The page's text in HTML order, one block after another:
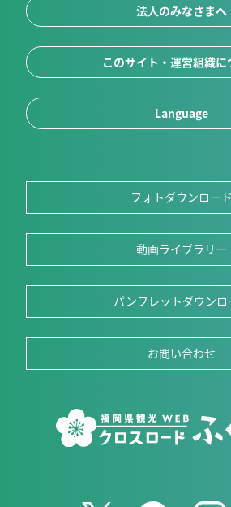
法人のみなさまへ
このサイト・運営組織に
Language
フォトダウンロード
動画ライブラリー
パンフレットダウンロ
お問い合わせ